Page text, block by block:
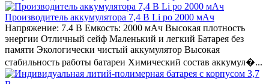
Производитель аккумулятора 7,4 В Li po 2000 мАч
Напряжение: 7.4 В Емкость: 2000 мАч Высокая плотность
энергии Отличный сейф Маленький и легкий Батарея без
памяти Экологически чистый аккумулятор Высокая
стабильность работы батареи Химический состав аккумул�...